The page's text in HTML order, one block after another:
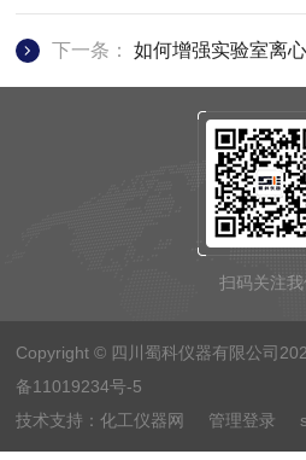
下一条：如何增强实验室离
扫码关注我
Copyright © 四川蜀科仪器有限公司
备11019234号-5
技术支持：化工仪器网 管理登录